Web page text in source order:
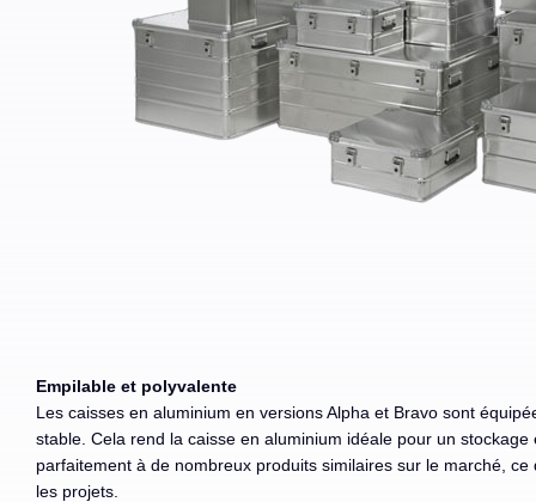
Empilable et polyvalente
Les caisses en aluminium en versions Alpha et Bravo sont
stable. Cela rend la caisse en aluminium idéale pour un
parfaitement à de nombreux produits similaires sur le marché,
les projets.